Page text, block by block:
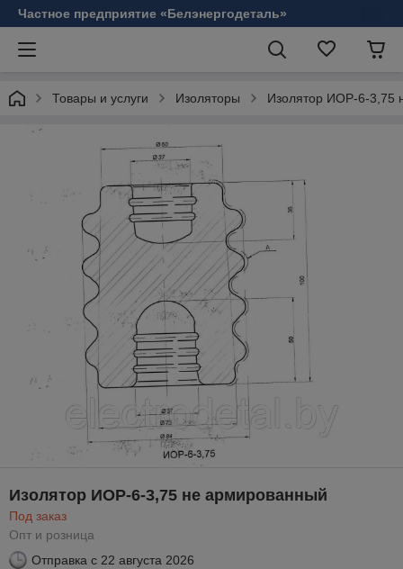
Частное предприятие «Белэнергодеталь»
Товары и услуги Изоляторы Изолятор ИОР-6-3,75
Изолятор ИОР-6-3,75 не армированный
Под заказ
Опт и розница
Отправка с 22 августа 2026